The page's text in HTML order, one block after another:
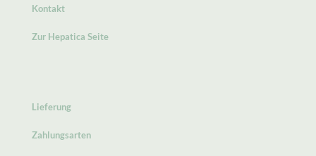
Kontakt
Zur Hepatica Seite
Lieferung
Zahlungsarten